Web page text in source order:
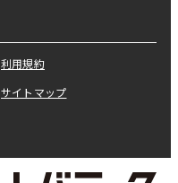
利用規約
サイトマップ